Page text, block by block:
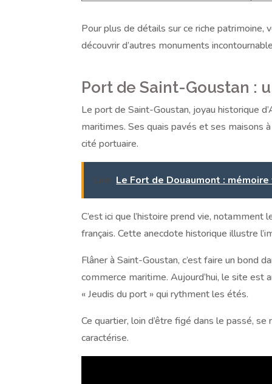
Pour plus de détails sur ce riche patrimoine,
découvrir d’autres monuments
Port de Saint-Goustan :
Le port de Saint-Goustan, joyau historique
maritimes. Ses quais pavés et ses maisons
cité portuaire.
Lire Le Fort de Douaumont :
C’est ici que l’histoire prend vie,
français. Cette anecdote historique illustre
Flâner à Saint-Goustan, c’est faire un bond
commerce maritime. Aujourd’hui, le site est
« Jeudis du port » qui rythment les étés.
Ce quartier, loin d’être figé dans le passé,
caractérise.